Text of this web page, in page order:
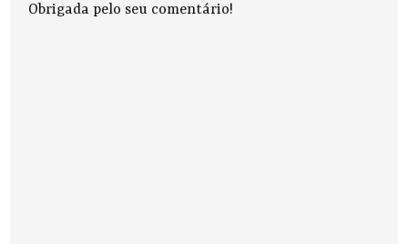
Obrigada pelo seu comentário!